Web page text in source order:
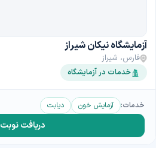
آزمایشگاه نیکان شیراز
فارس، شیراز
خدمات در آزمایشگاه
خدمات: آزمایش خون دیابت
دریافت نوبت